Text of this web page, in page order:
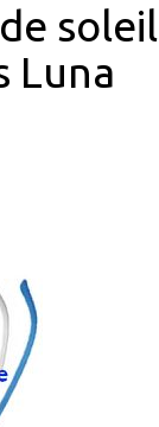
soleil
Luna